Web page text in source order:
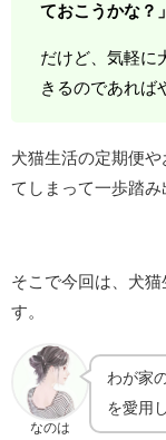
ておこうかな？」
だけど、気軽に
きるのであれば
犬猫生活の定期便
てしまって一歩踏み
そこで今回は、犬
す。
なのは
わが家
を愛用